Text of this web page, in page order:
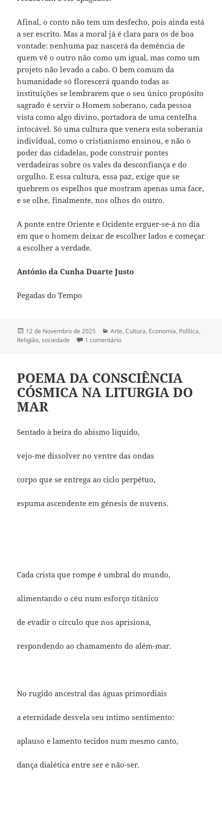
Afinal, o conto não tem um desfecho, pois ainda está
a ser escrito. Mas a moral já é clara para os de boa
vontade: nenhuma paz nascerá da demência de
quem vê o outro não como um igual, mas como um
projeto não levado a cabo. O bem comum da
humanidade só florescerá quando todas as
instituições se lembrarem que o seu único propósito
sagrado é servir o Homem soberano, cada pessoa
vista como algo divino, portadora de uma centelha
intocável. Só uma cultura que venera esta soberania
individual, como o cristianismo ensinou, e não o
poder das cidadelas, pode construir pontes
verdadeiras sobre os vales da desconfiança e do
orgulho. E essa cultura, essa paz, exige que se
quebrem os espelhos que mostram apenas uma face,
e se olhe, finalmente, nos olhos do outro.
A ponte entre Oriente e Ocidente erguer-se-á no dia
em que o homem deixar de escolher lados e começar
a escolher a verdade.
António da Cunha Duarte Justo
Pegadas do Tempo
Publicado
a
12 de Novembro de 2025 Categorias
Arte,Cultura, Economia, Política,
Religião,sociedade 1 comentário
POEMA DA CONSCIÊNCIA
CÓSMICA NA LITURGIA DO
MAR
Sentado à beira do abismo líquido,
vejo-me dissolver no ventre das ondas
corpo que se entrega ao ciclo perpétuo,
espuma ascendente em génesis de nuvens.
Cada crista que rompe é umbral do mundo,
alimentando o céu num esforço titânico
de evadir o círculo que nos aprisiona,
respondendo ao chamamento do além-mar.
No rugido ancestral das águas primordiais
a eternidade desvela seu íntimo sentimento:
aplauso e lamento tecidos num mesmo canto,
dança dialética entre ser e não-ser.